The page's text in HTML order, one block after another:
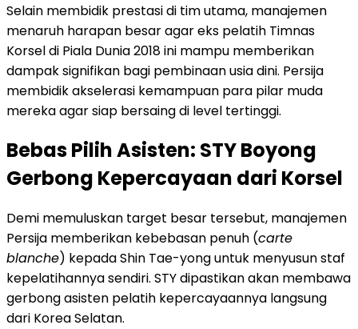
Selain membidik prestasi di tim utama, manajemen
menaruh harapan besar agar eks pelatih Timnas
Korsel di Piala Dunia 2018 ini mampu memberikan
dampak signifikan bagi pembinaan usia dini. Persija
membidik akselerasi kemampuan para pilar muda
mereka agar siap bersaing di level tertinggi.
Bebas Pilih Asisten: STY Boyong
Gerbong Kepercayaan dari Korsel
Demi memuluskan target besar tersebut, manajemen
Persija memberikan kebebasan penuh (carte
blanche) kepada Shin Tae-yong untuk menyusun staf
kepelatihannya sendiri. STY dipastikan akan membawa
gerbong asisten pelatih kepercayaannya langsung
dari Korea Selatan.